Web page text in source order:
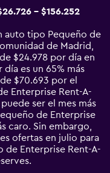
- $156.252
auto tipo Pequeño de
de Madrid,
$24.978 por día en
es un 65% más
$70.693 por el
Enterprise Rent-A-
ser el mes más
de Enterprise
caro. Sin embargo,
ofertas en julio para
de Enterprise Rent-A-